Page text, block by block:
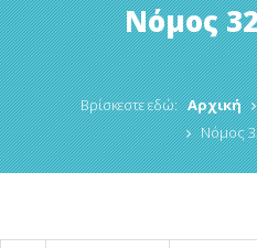
Νόμος
Βρίσκεστε εδώ: Αρχική
Νόμος